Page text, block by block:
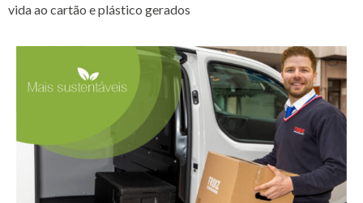
vida ao cartão e plástico gerados